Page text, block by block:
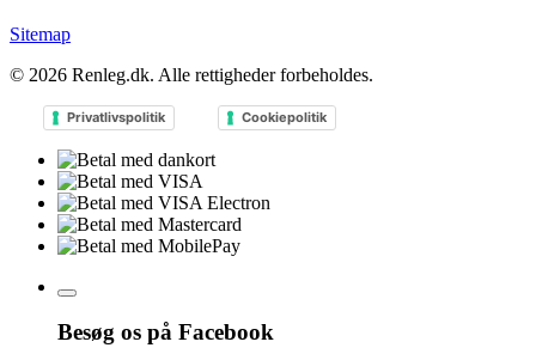
Sitemap
© 2026 Renleg.dk. Alle rettigheder forbeholdes.
Privatlivspolitik Cookiepolitik
Besøg os på Facebook